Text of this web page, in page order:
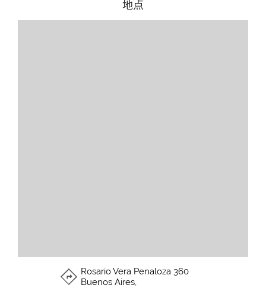
地点
Rosario Vera Penaloza 360
Buenos Aires,